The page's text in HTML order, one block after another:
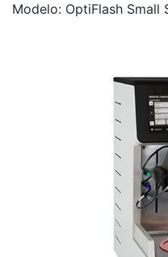
Modelo: OptiFlash Small